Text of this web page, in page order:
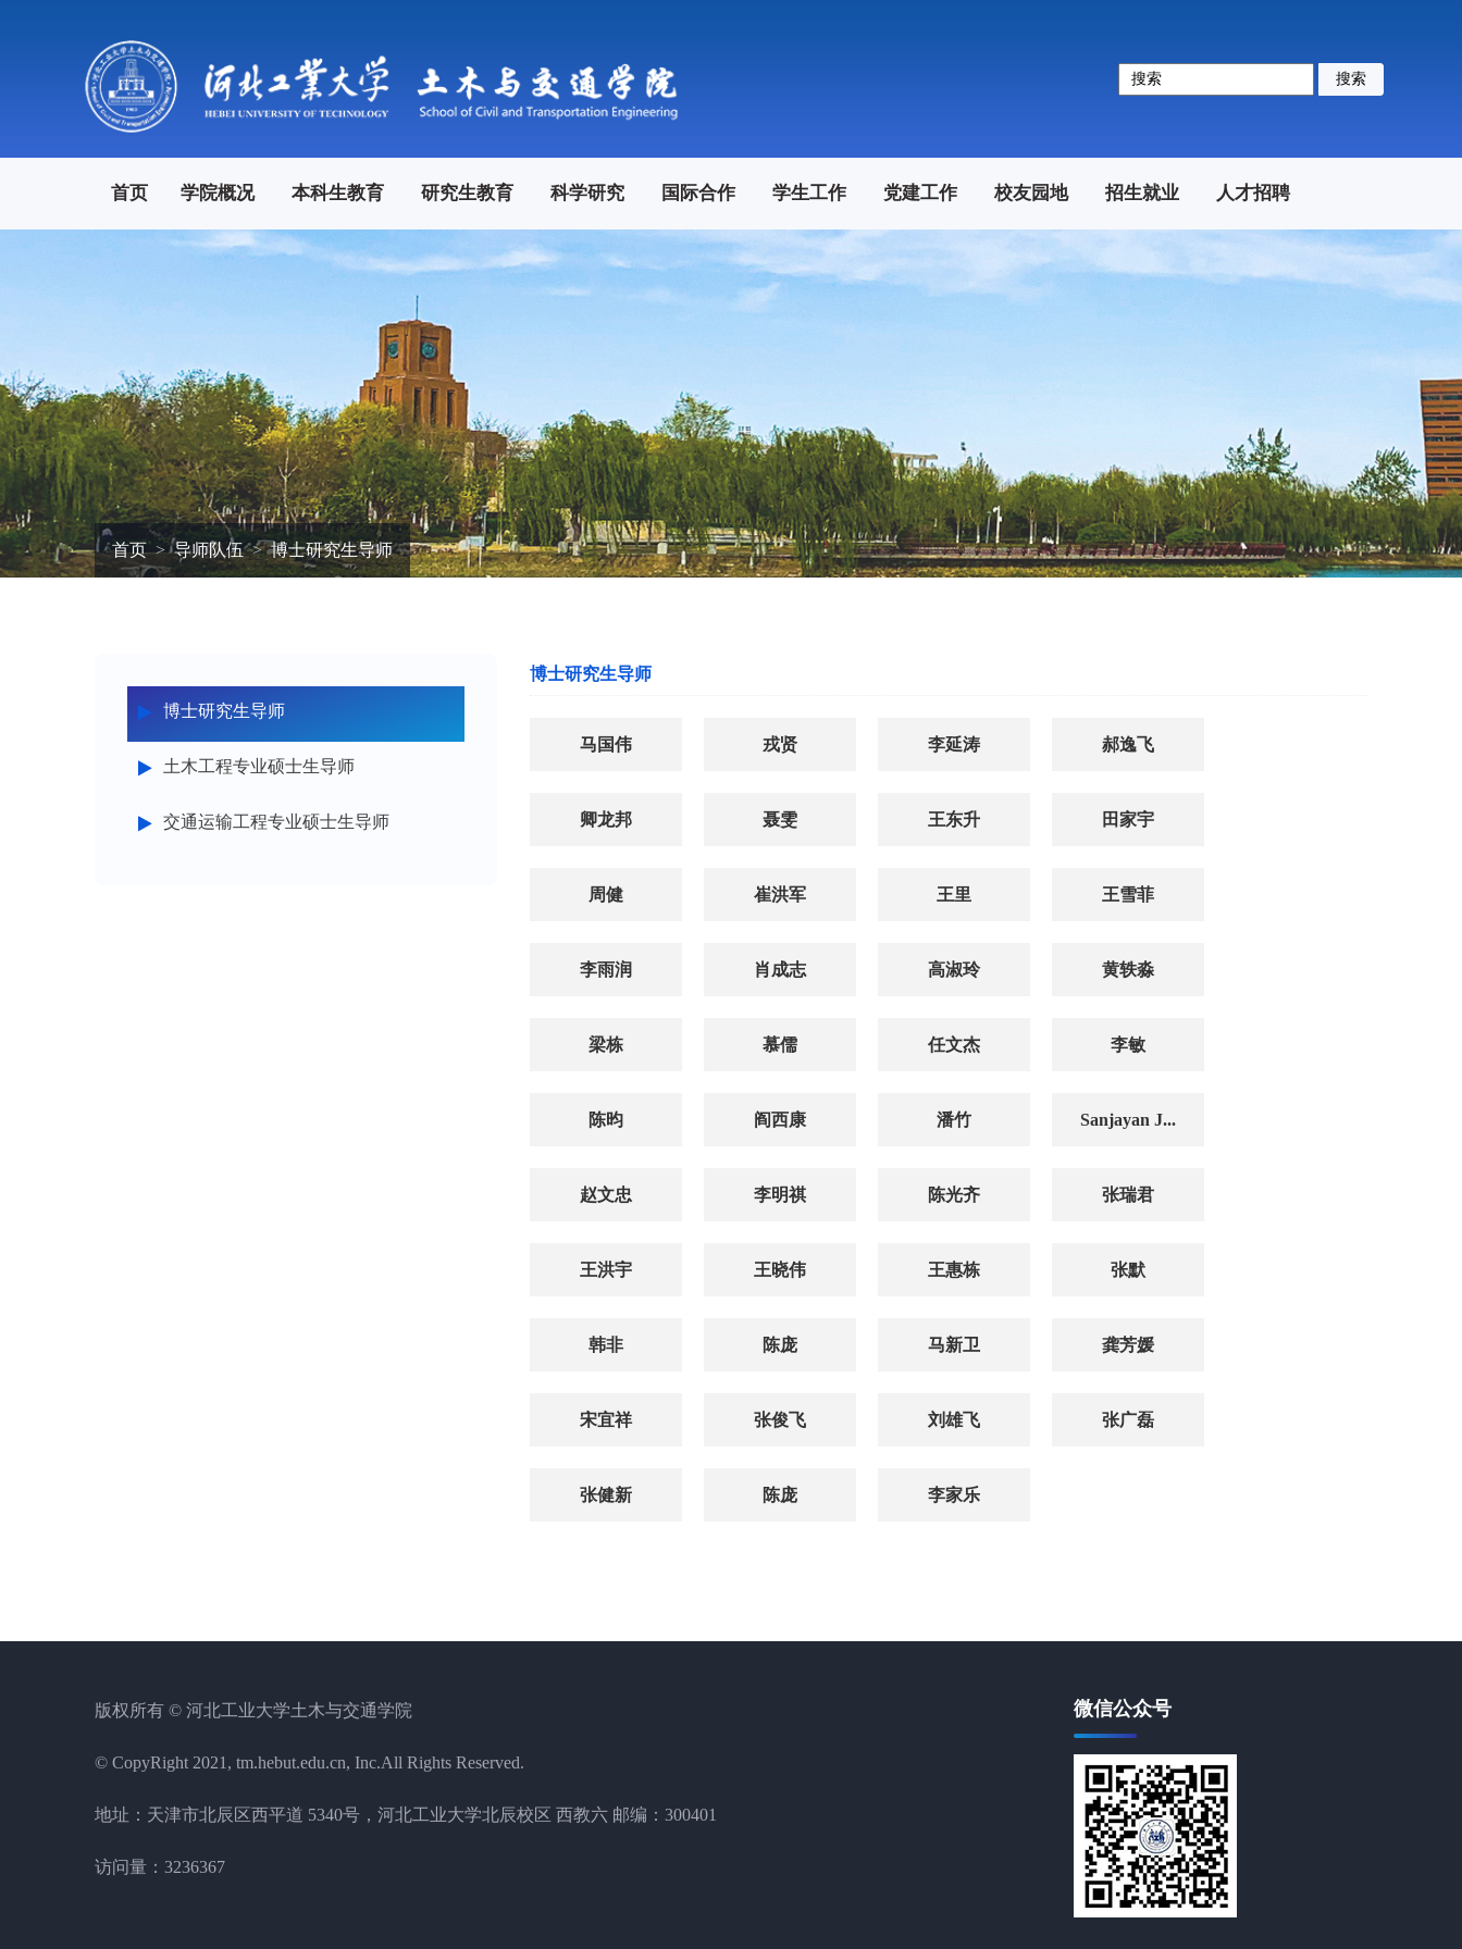
搜索
首页 学院概况 本科生教育 研究生教育 科学研究 国际合作 学生工作 党建工作 校友园地 招生就业 人才招聘
首页 导师队伍 博士研究生导师
博士研究生导师
土木工程专业硕士生导师
交通运输工程专业硕士生导师
博士研究生导师
马国伟 戎贤 李延涛 郝逸飞
卿龙邦 聂雯 王东升 田家宇
周健 崔洪军 王里 王雪菲
李雨润 肖成志 高淑玲 黄轶淼
梁栋 慕儒 任文杰 李敏
陈昀 阎西康 潘竹 Sanjayan J...
赵文忠 李明祺 陈光齐 张瑞君
王洪宇 王晓伟 王惠栋 张默
韩非 陈庞 马新卫 龚芳媛
宋宜祥 张俊飞 刘雄飞 张广磊
张健新 陈庞 李家乐
版权所有 © 河北工业大学土木与交通学院
© CopyRight 2021, tm.hebut.edu.cn, Inc.All Rights Reserved.
地址：天津市北辰区西平道 5340号，河北工业大学北辰校区 西教六 邮编：300401
访问量： 3236367
微信公众号